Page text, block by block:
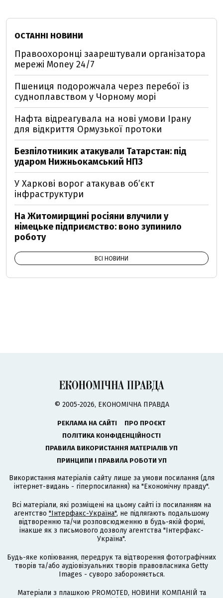
ОСТАННІ НОВИНИ
Правоохоронці заарештували організатора
мережі Money 24/7
Пшениця подорожчала через перебої із
судноплавством у Чорному морі
Нафта відреагувала на нові умови Ірану
для відкриття Ормузької протоки
Безпілотникик атакували Татарстан: під
ударом Нижньокамський НПЗ
У Харкові ворог атакував обʼєкт
інфраструктури
На Житомирщині росіяни влучили у
німецьке підприємство: воно зупинило
роботу
ВСІ НОВИНИ
© 2005-2026, ЕКОНОМІЧНА ПРАВДА
РЕКЛАМА НА САЙТІ
ПРО ПРОЄКТ
ПОЛІТИКА КОНФІДЕНЦІЙНОСТІ
ПРАВИЛА ВИКОРИСТАННЯ МАТЕРІАЛІВ УП
ПРИНЦИПИ І ПРАВИЛА РОБОТИ УП
Використання матеріалів сайту лише за умови посилання (для
інтернет-видань - гіперпосилання) на "Економічну правду".
Всі матеріали, які розміщені на цьому сайті із посиланням на
агентство "Інтерфакс-Україна", не підлягають подальшому
відтворенню та/чи розповсюдженню в будь-якій формі,
інакше як з письмового дозволу агентства "Інтерфакс-
Україна".
Будь-яке копіювання, передрук та відтворення фотографічних
творів та/або аудіовізуальних творів правовласника Getty
Images - суворо забороняється.
Матеріали з плашкою PROMOTED, НОВИНИ КОМПАНІЙ та